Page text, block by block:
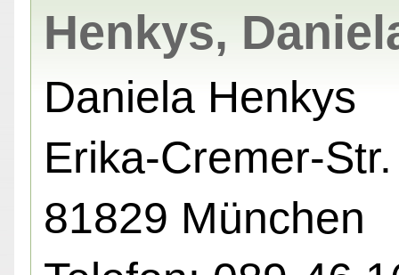
Henkys,
Daniela Henkys
Erika-Cremer-
81829 München